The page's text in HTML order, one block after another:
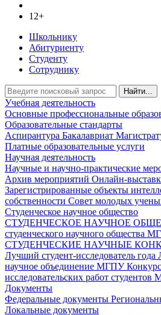
12+
Школьнику
Абитуриенту
Студенту
Сотруднику
Найти...
Учебная деятельность
Основные профессиональные
Образовательные стандарты
Аспирантура Бакалавриат
Платные образовательные услуги
Научная деятельность
Научные и научно-практические
Архив мероприятий Онлайн-
Зарегистрированные объекты
собственности Совет молодых
Студенческое научное общество
СТУДЕНЧЕСКОЕ НАУЧНОЕ
студенческого научного общества
СТУДЕНЧЕСКИЕ НАУЧНЫЕ
Лучший студент-исследователь года
научное объединение МГПУ
исследовательских работ
Документы
Федеральные документы
Локальные документы